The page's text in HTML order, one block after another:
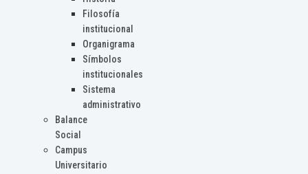
Filosofía
institucional
Organigrama
Símbolos
institucionales
Sistema
administrativo
Balance
Social
Campus
Universitario